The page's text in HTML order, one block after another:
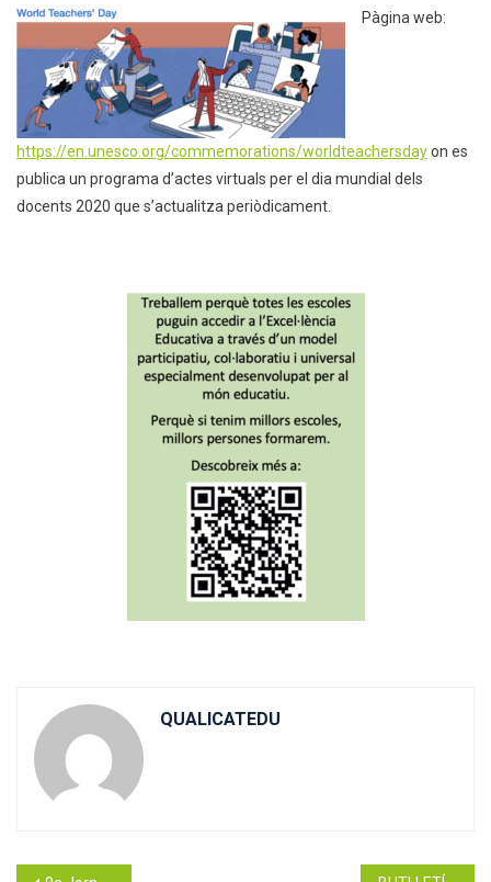
Pàgina web:
https://en.unesco.org/commemorations/worldteachersdayon es
publica un programa d’actes virtuals per el dia mundial dels
docents 2020 que s’actualitza periòdicament.
QUALICATEDU